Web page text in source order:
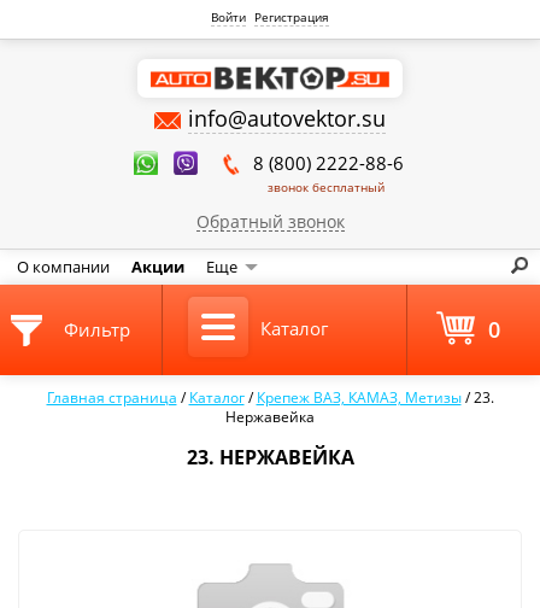
Войти Регистрация
info@autovektor.su
8 (800) 2222-88-6
звонок бесплатный
Обратный звонок
О компании Акции Еще
Главная страница /Каталог /Крепеж ВАЗ, КАМАЗ, Метизы /23.
Нержавейка
23. НЕРЖАВЕЙКА
Фильтр Каталог 0